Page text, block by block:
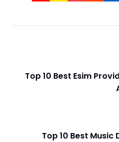
Top 10 Best Esim
Top 10 Best